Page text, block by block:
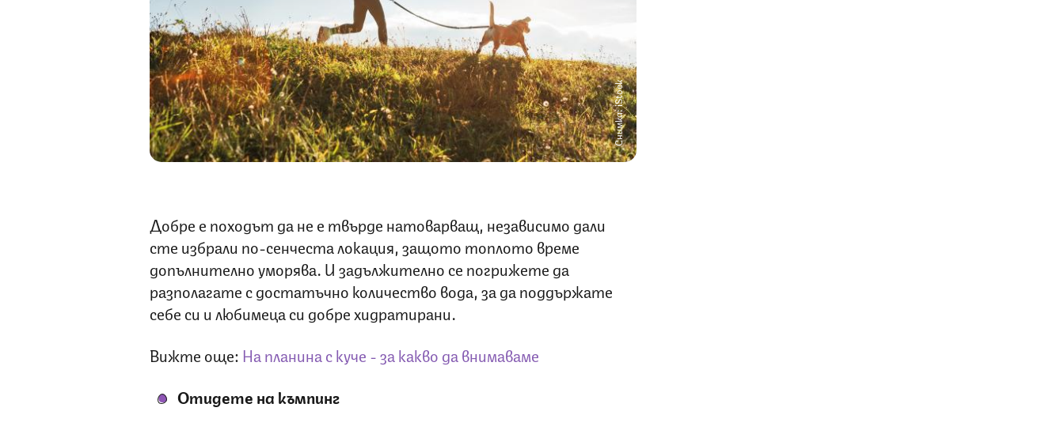
Снимка: iStock
Добре е походът да не е твърде натоварващ, независимо дали
сте избрали по-сенчеста локация, защото топлото време
допълнително уморява. И задължително се погрижете да
разполагате с достатъчно количество вода, за да поддържате
себе си и любимеца си добре хидратирани.
Вижте още: На планина с куче - за какво да внимаваме
Отидете на къмпинг